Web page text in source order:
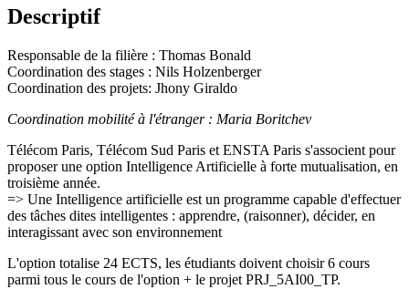
Descriptif
Responsable de la filière : Thomas Bonald
Coordination des stages : Nils Holzenberger
Coordination des projets: Jhony Giraldo
Coordination mobilité à l'étranger : Maria Boritchev
Télécom Paris, Télécom Sud Paris et ENSTA Paris s'associent pour
proposer une option Intelligence Artificielle à forte mutualisation, en
troisième année.
=> Une Intelligence artificielle est un programme capable d'effectuer
des tâches dites intelligentes : apprendre, (raisonner), décider, en
interagissant avec son environnement
L'option totalise 24 ECTS, les étudiants doivent choisir 6 cours
parmi tous le cours de l'option + le projet PRJ_5AI00_TP.